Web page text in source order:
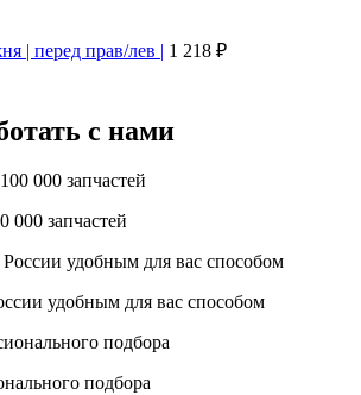
| перед прав/лев | 1 218 ₽
с нами
000 запчастей
удобным для вас способом
подбора